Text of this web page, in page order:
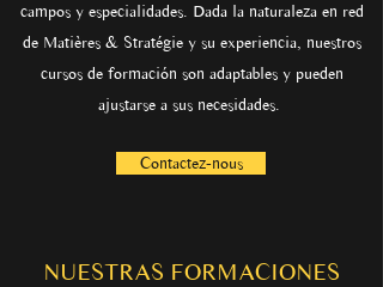
campos y especialidades. Dada la naturaleza en red
de Matières & Stratégie y su experiencia, nuestros
cursos de formación son adaptables y pueden
ajustarse a sus necesidades.
Contactez-nous
NUESTRAS FORMACIONES